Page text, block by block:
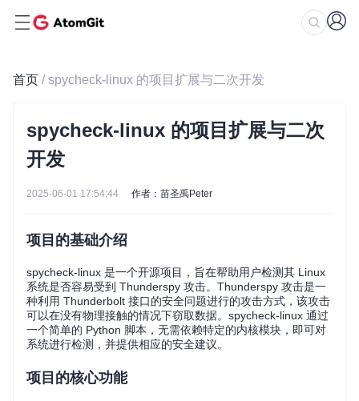
首页 / spycheck-linux 的项目扩展与二次开发
spycheck-linux 的项目扩展与二次
开发
2025-06-01 17:54:44 作者：苗圣禹Peter
项目的基础介绍
spycheck-linux 是一个开源项目，旨在帮助用户检测其 Linux
系统是否容易受到 Thunderspy 攻击。Thunderspy 攻击是一
种利用 Thunderbolt 接口的安全问题进行的攻击方式，该攻击
可以在没有物理接触的情况下窃取数据。spycheck-linux 通过
一个简单的 Python 脚本，无需依赖特定的内核模块，即可对
系统进行检测，并提供相应的安全建议。
项目的核心功能